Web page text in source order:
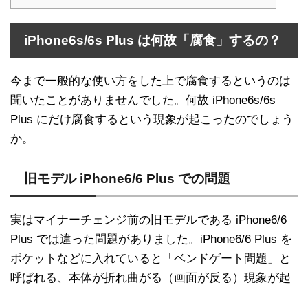
iPhone6s/6s Plus は何故「腐食」するの？
今まで一般的な使い方をした上で腐食するというのは
聞いたことがありませんでした。何故 iPhone6s/6s
Plus にだけ腐食するという現象が起こったのでしょう
か。
旧モデル iPhone6/6 Plus での問題
実はマイナーチェンジ前の旧モデルである iPhone6/6
Plus では違った問題がありました。iPhone6/6 Plus を
ポケットなどに入れていると「ベンドゲート問題」と
呼ばれる、本体が折れ曲がる（画面が反る）現象が起